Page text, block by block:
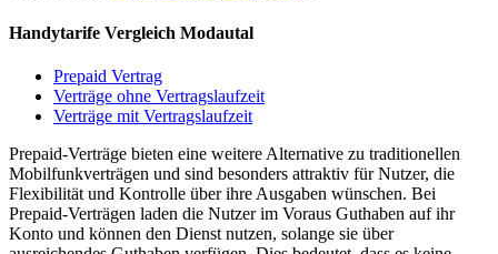
Handytarife Vergleich Modautal
Prepaid Vertrag
Verträge ohne Vertragslaufzeit
Verträge mit Vertragslaufzeit
Prepaid-Verträge bieten eine weitere Alternative zu traditionellen
Mobilfunkverträgen und sind besonders attraktiv für Nutzer, die
Flexibilität und Kontrolle über ihre Ausgaben wünschen. Bei
Prepaid-Verträgen laden die Nutzer im Voraus Guthaben auf ihr
Konto und können den Dienst nutzen, solange sie über